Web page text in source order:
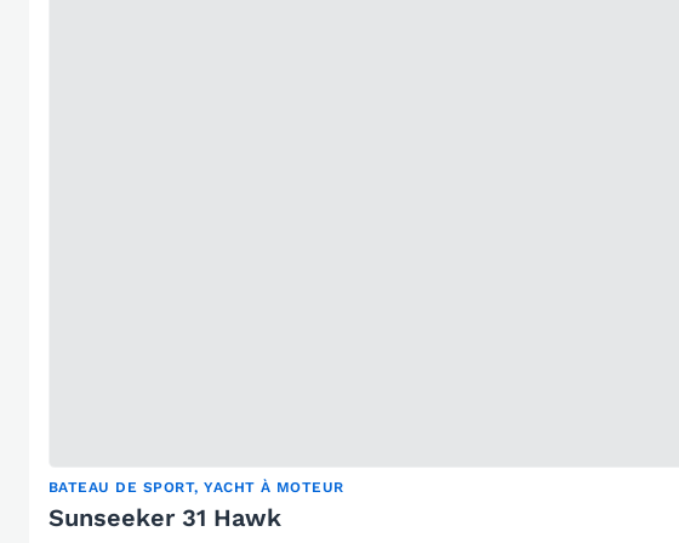
BATEAU DE SPORT, YACHT À MOTEUR
Sunseeker 31 Hawk